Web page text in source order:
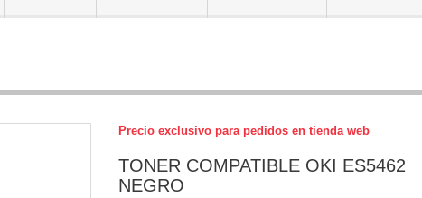
Precio exclusivo para pedidos en tienda web
TONER COMPATIBLE OKI ES5462
NEGRO